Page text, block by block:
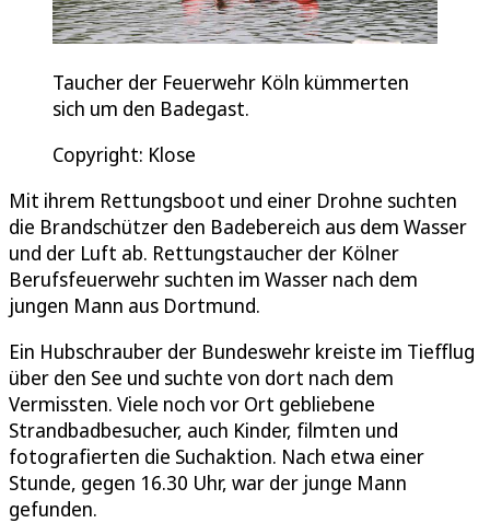
Taucher der Feuerwehr Köln kümmerten
sich um den Badegast.
Copyright: Klose
Mit ihrem Rettungsboot und einer Drohne suchten
die Brandschützer den Badebereich aus dem Wasser
und der Luft ab. Rettungstaucher der Kölner
Berufsfeuerwehr suchten im Wasser nach dem
jungen Mann aus Dortmund.
Ein Hubschrauber der Bundeswehr kreiste im Tiefflug
über den See und suchte von dort nach dem
Vermissten. Viele noch vor Ort gebliebene
Strandbadbesucher, auch Kinder, filmten und
fotografierten die Suchaktion. Nach etwa einer
Stunde, gegen 16.30 Uhr, war der junge Mann
gefunden.